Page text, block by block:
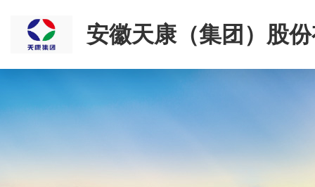
安徽天康（集团）股
司